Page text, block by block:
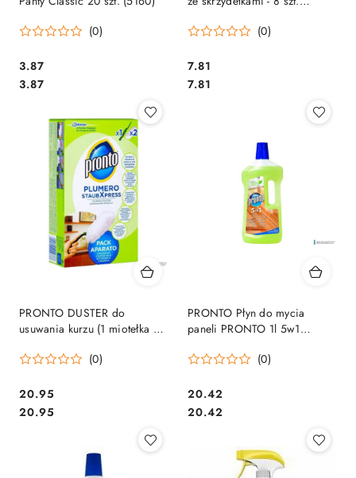
(0)
Cena:
3.87
Cena:
3.87
(0)
Cena:
7.81
Cena:
7.81
PRONTO DUSTER do
usuwania kurzu (1 miotełka +
(0)
Cena:
20.95
Cena:
20.95
PRONTO Płyn do mycia
paneli PRONTO 1l 5w1
(0)
Cena:
20.42
Cena:
20.42